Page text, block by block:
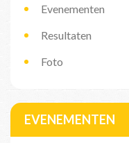
Evenementen
Resultaten
Foto
EVENEMENTEN